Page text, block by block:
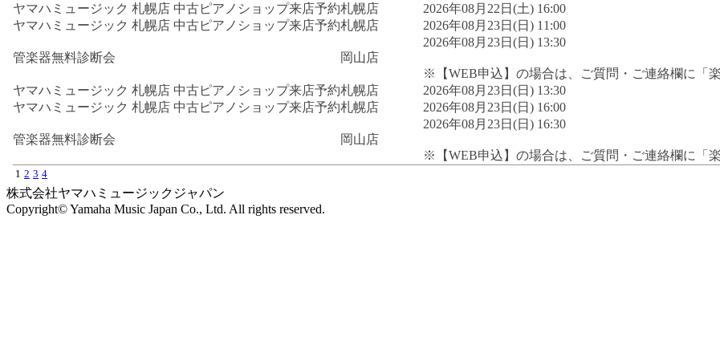
ヤマハミュージック 札幌店 中古ピアノショップ来店予約札幌店 2026年08月22日(土) 16:00
ヤマハミュージック 札幌店 中古ピアノショップ来店予約札幌店 2026年08月23日(日) 11:00
管楽器無料診断会 岡山店
2026年08月23日(日) 13:30
※【WEB申込】の場合は、ご質問・ご連絡欄に「
ヤマハミュージック 札幌店 中古ピアノショップ来店予約札幌店 2026年08月23日(日) 13:30
ヤマハミュージック 札幌店 中古ピアノショップ来店予約札幌店 2026年08月23日(日) 16:00
管楽器無料診断会 岡山店
2026年08月23日(日) 16:30
※【WEB申込】の場合は、ご質問・ご連絡欄に「
1 2 3 4
株式会社ヤマハミュージックジャパン
Copyright© Yamaha Music Japan Co., Ltd. All rights reserved.